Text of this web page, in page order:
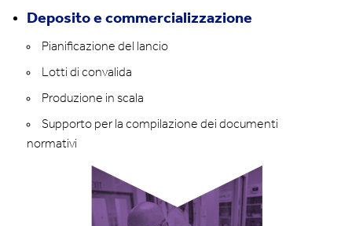
Deposito e commercializzazione
Pianificazione del lancio
Lotti di convalida
Produzione in scala
Supporto per la compilazione dei documenti
normativi